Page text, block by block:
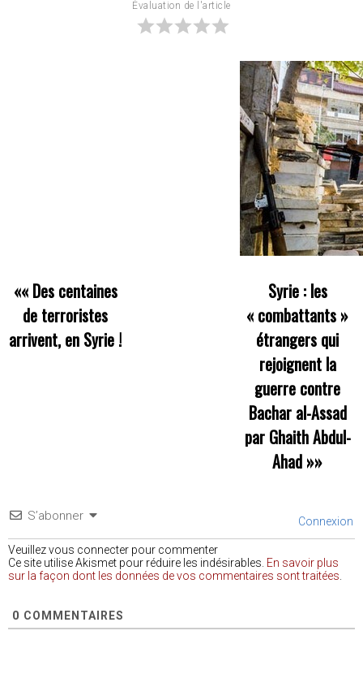
Évaluation de l'article
«« Des centaines
de terroristes
arrivent, en Syrie !
Syrie : les
« combattants »
étrangers qui
rejoignent la
guerre contre
Bachar al-Assad
par Ghaith Abdul-
Ahad »»
S’abonner Connexion
Veuillez vous connecter pour commenter
Ce site utilise Akismet pour réduire les indésirables. En savoir plus
sur la façon dont les données de vos commentaires sont traitées
0 COMMENTAIRES